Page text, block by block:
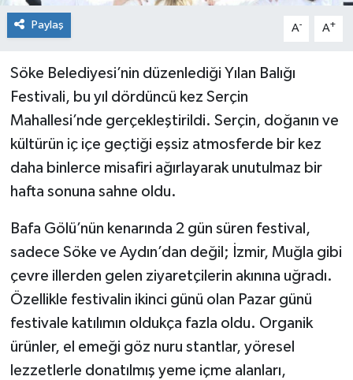
Paylaş A- A+
Söke Belediyesi’nin düzenlediği Yılan Balığı
Festivali, bu yıl dördüncü kez Serçin
Mahallesi’nde gerçekleştirildi. Serçin, doğanın ve
kültürün iç içe geçtiği eşsiz atmosferde bir kez
daha binlerce misafiri ağırlayarak unutulmaz bir
hafta sonuna sahne oldu.
Bafa Gölü’nün kenarında 2 gün süren festival,
sadece Söke ve Aydın’dan değil; İzmir, Muğla gibi
çevre illerden gelen ziyaretçilerin akınına uğradı.
Özellikle festivalin ikinci günü olan Pazar günü
festivale katılımın oldukça fazla oldu. Organik
ürünler, el emeği göz nuru stantlar, yöresel
lezzetlerle donatılmış yeme içme alanları,